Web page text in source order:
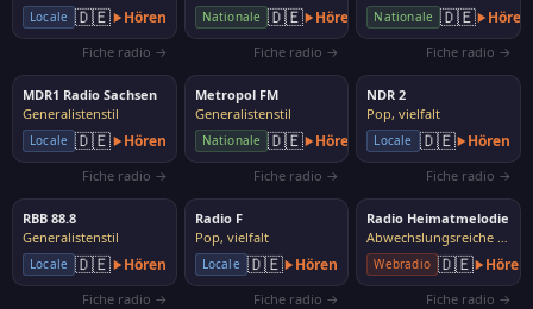
Locale 🇩🇪 Hören
Fiche radio →
Nationale 🇩🇪 Hören
Fiche radio →
Nationale 🇩🇪 Hören
Fiche radio →
MDR1 Radio Sachsen
Generalistenstil
Locale 🇩🇪 Hören
Fiche radio →
Metropol FM
Generalistenstil
Nationale 🇩🇪 Hören
Fiche radio →
NDR 2
Pop, vielfalt
Locale 🇩🇪 Hören
Fiche radio →
RBB 88.8
Generalistenstil
Locale 🇩🇪 Hören
Fiche radio →
Radio F
Pop, vielfalt
Locale 🇩🇪 Hören
Fiche radio →
Radio Heimatmelodie
Abwechslungsreiche Musik
Webradio 🇩🇪 Hören
Fiche radio →